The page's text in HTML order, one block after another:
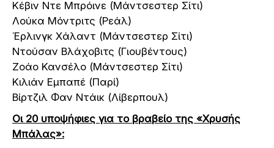
Κέβιν Ντε Μπρόινε (Μάντσεστερ Σίτι)
Λούκα Μόντριτς (Ρεάλ)
Έρλινγκ Χάλαντ (Μάντσεστερ Σίτι)
Ντούσαν Βλάχοβιτς (Γιουβέντους)
Ζοάο Κανσέλο (Μάντσεστερ Σίτι)
Κιλιάν Εμπαπέ (Παρί)
Βίρτζιλ Φαν Ντάικ (Λίβερπουλ)
Οι 20 υποψήφιες για το βραβείο της «Χρυσής
Μπάλας»: